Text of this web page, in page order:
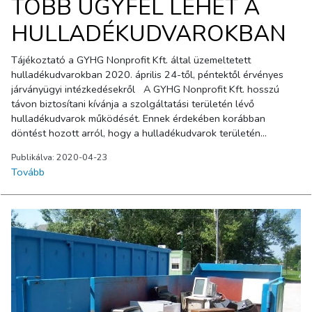
TÖBB ÜGYFÉL LEHET A
HULLADÉKUDVAROKBAN
Tájékoztató a GYHG Nonprofit Kft. által üzemeltetett
hulladékudvarokban 2020. április 24-től, péntektől érvényes
járványügyi intézkedésekről A GYHG Nonprofit Kft. hosszú
távon biztosítani kívánja a szolgáltatási területén lévő
hulladékudvarok működését. Ennek érdekében korábban
döntést hozott arról, hogy a hulladékudvarok területén
megnövelte bizonyos időszakokban a várakozási időt. A
várakozási idő csökkentése érdekében ezen a területen a
szolgáltató enyhítéseket vezet be. Így április 24-től, péntektől a
GYHG által felügyelt győri, április 25-től, szombattól pedig a
vidéki hulladékudvarokban, azok területének nagyságától
függően egyszerre két illetve három ügyfél tartózkodhat. Hogy
melyik udvarban, mennyi ügyfél tartózkodhat egy időben, arról
részletes táblázatot találnak a tájékoztató végén. Az azonosító
okmányokat az ott dolgozó felügyelők nem veszik át, csak az
azonosító adatokat veszik fel, majd azokat ellenőrzik. A
kezelőszemélyzettől és az ügyfeleknek egymástól kötelezően
Publikálva: 2020-04-23
Tovább